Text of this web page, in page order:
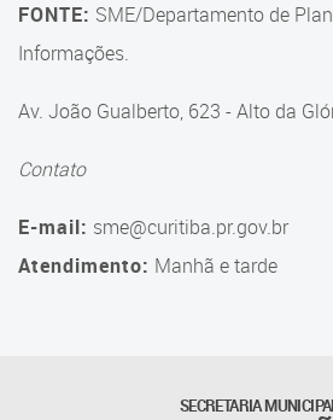
Gerência de Transporte
Gerência de Transporte para
a Educação Especial - SITES
Tecnologia
FONTE: SME/Departamento de
Informações.
Av. João Gualberto, 623 - Alto da
Contato
E-mail: sme@curitiba.pr.gov.br
Atendimento: Manhã e tarde
SECRETARIA